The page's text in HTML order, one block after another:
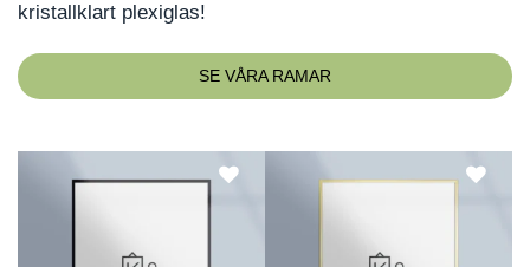
kristallklart plexiglas!
SE VÅRA RAMAR